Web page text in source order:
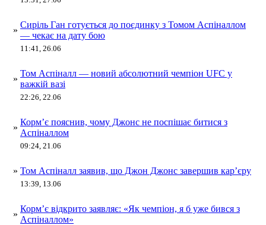
»
Сиріль Ган готується до поєдинку з Томом Аспіналлом
— чекає на дату бою
11:41, 26.06
»
Том Аспіналл — новий абсолютний чемпіон UFC у
важкій вазі
22:26, 22.06
»
Корм’є пояснив, чому Джонс не поспішає битися з
Аспіналлом
09:24, 21.06
» Том Аспіналл заявив, що Джон Джонс завершив кар’єру
13:39, 13.06
»
Корм’є відкрито заявляє: «Як чемпіон, я б уже бився з
Аспіналлом»